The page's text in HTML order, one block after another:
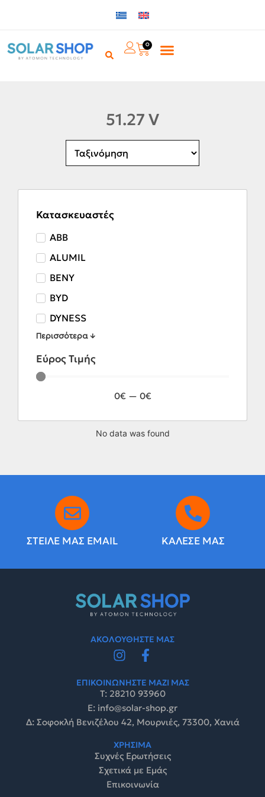
0
51.27 V
Κατασκευαστές
ABB
ALUMIL
BENY
BYD
DYNESS
Περισσότερα ↓
Εύρος Τιμής
0€ — 0€
No data was found
ΣΤΕΙΛΕ ΜΑΣ EMAIL ΚΑΛΕΣΕ ΜΑΣ
ΑΚΟΛΟΥΘΗΣΤΕ ΜΑΣ
ΕΠΙΚΟΙΝΩΝΗΣΤΕ ΜΑΖΙ ΜΑΣ
Τ: 28210 93960
E: info@solar-shop.gr
Δ: Σοφοκλή Βενιζέλου 42, Μουρνιές, 73300, Χανιά
ΧΡΗΣΙΜΑ
Συχνές Ερωτήσεις
Σχετικά με Εμάς
Επικοινωνία